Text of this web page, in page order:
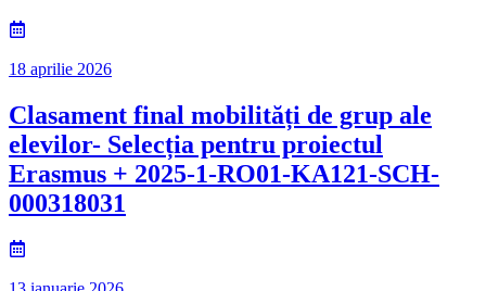
18 aprilie 2026
Clasament final mobilități de grup ale
elevilor- Selecția pentru proiectul
Erasmus + 2025-1-RO01-KA121-SCH-
000318031